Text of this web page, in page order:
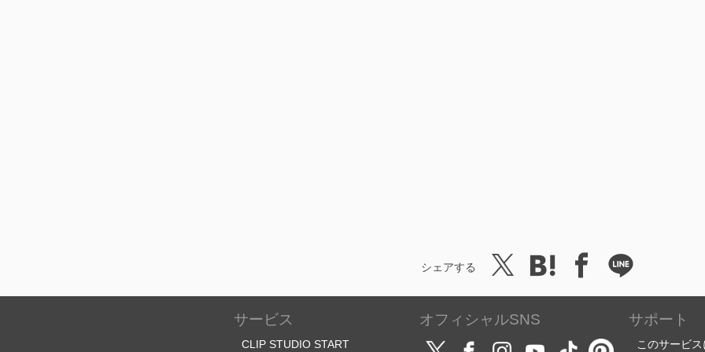
シェアする
サービス
CLIP STUDIO START
オフィシャルSNS サポート
このサービ